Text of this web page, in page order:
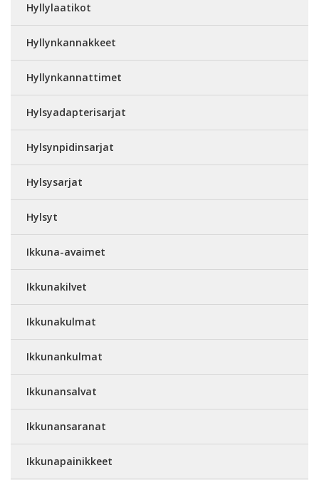
Hyllylaatikot
Hyllynkannakkeet
Hyllynkannattimet
Hylsyadapterisarjat
Hylsynpidinsarjat
Hylsysarjat
Hylsyt
Ikkuna-avaimet
Ikkunakilvet
Ikkunakulmat
Ikkunankulmat
Ikkunansalvat
Ikkunansaranat
Ikkunapainikkeet